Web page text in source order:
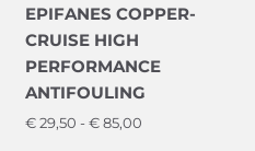
EPIFANES COPPER-
CRUISE HIGH
PERFORMANCE
ANTIFOULING
€29,50 - €85,00